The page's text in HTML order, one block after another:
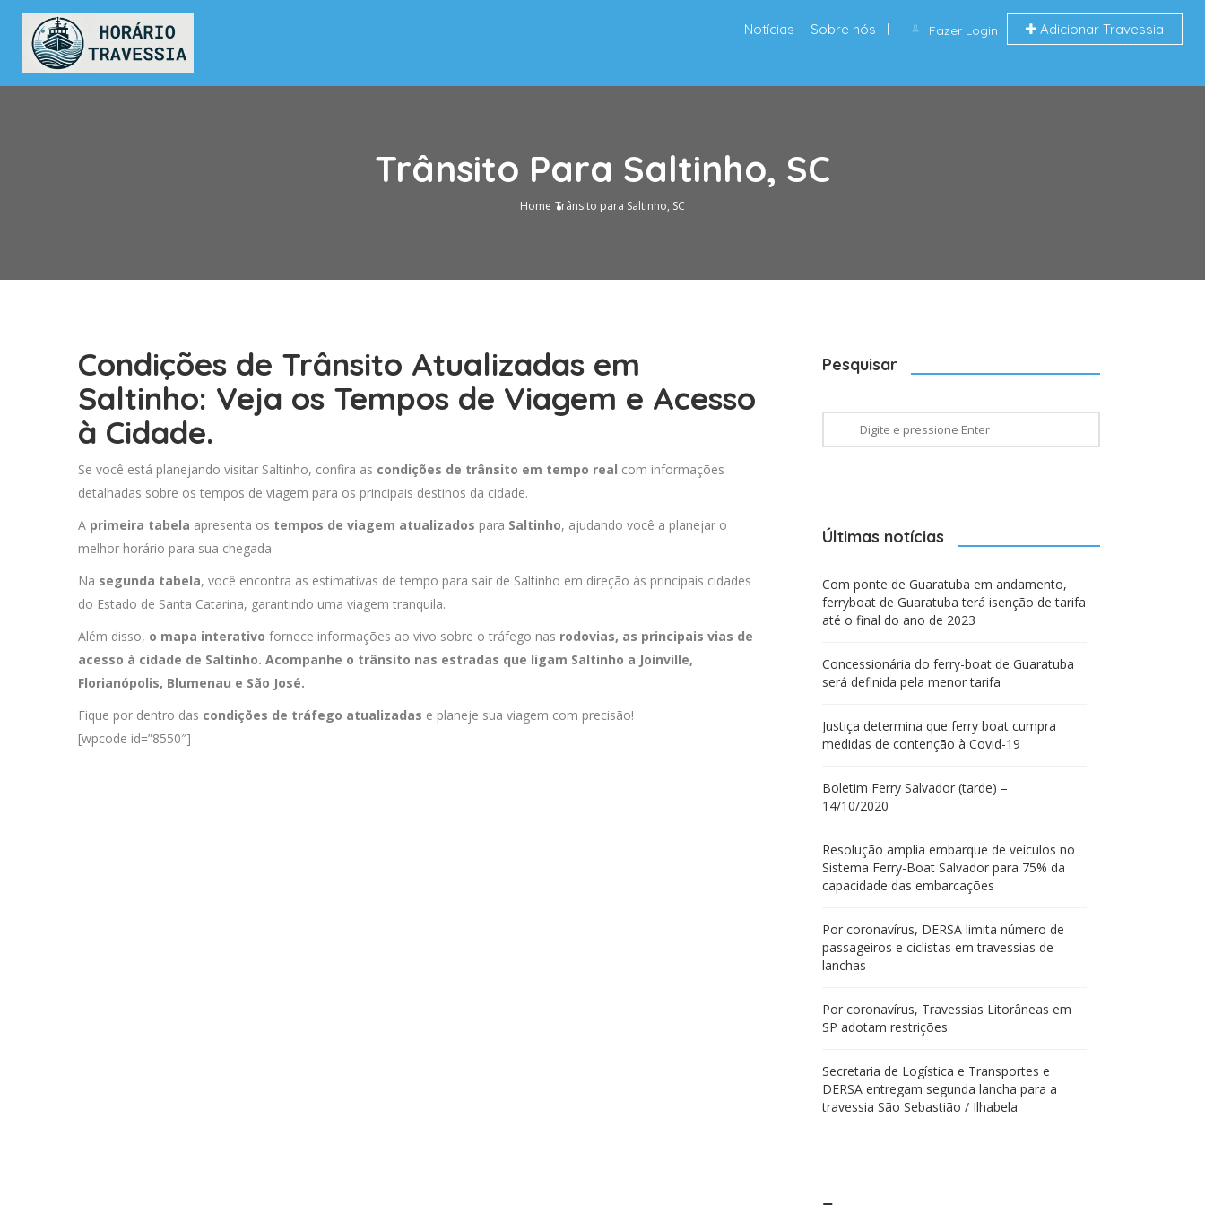
Fazer Login Adicionar Travessia
Notícias Sobre nós
Trânsito Para Saltinho, SC
Home Trânsito para Saltinho, SC
Condições de Trânsito Atualizadas em
Saltinho: Veja os Tempos de Viagem e Acesso
à Cidade.
Se você está planejando visitar Saltinho, confira as condições de trânsito em tempo real com informações
detalhadas sobre os tempos de viagem para os principais destinos da cidade.
A primeira tabela apresenta os tempos de viagem atualizados para Saltinho, ajudando você a planejar o
melhor horário para sua chegada.
Na segunda tabela, você encontra as estimativas de tempo para sair de Saltinho em direção às principais cidades
do Estado de Santa Catarina, garantindo uma viagem tranquila.
Além disso, o mapa interativo fornece informações ao vivo sobre o tráfego nas rodovias, as principais vias de
acesso à cidade de Saltinho. Acompanhe o trânsito nas estradas que ligam Saltinho a Joinville,
Florianópolis, Blumenau e São José.
Fique por dentro das condições de tráfego atualizadas e planeje sua viagem com precisão!
[wpcode id=”8550″]
Pesquisar
Últimas notícias
Com ponte de Guaratuba em andamento,
ferryboat de Guaratuba terá isenção de tarifa
até o final do ano de 2023
Concessionária do ferry-boat de Guaratuba
será definida pela menor tarifa
Justiça determina que ferry boat cumpra
medidas de contenção à Covid-19
Boletim Ferry Salvador (tarde) –
14/10/2020
Resolução amplia embarque de veículos no
Sistema Ferry-Boat Salvador para 75% da
capacidade das embarcações
Por coronavírus, DERSA limita número de
passageiros e ciclistas em travessias de
lanchas
Por coronavírus, Travessias Litorâneas em
SP adotam restrições
Secretaria de Logística e Transportes e
DERSA entregam segunda lancha para a
travessia São Sebastião / Ilhabela